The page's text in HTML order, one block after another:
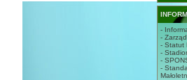
-
-
- Statut
-
-
-